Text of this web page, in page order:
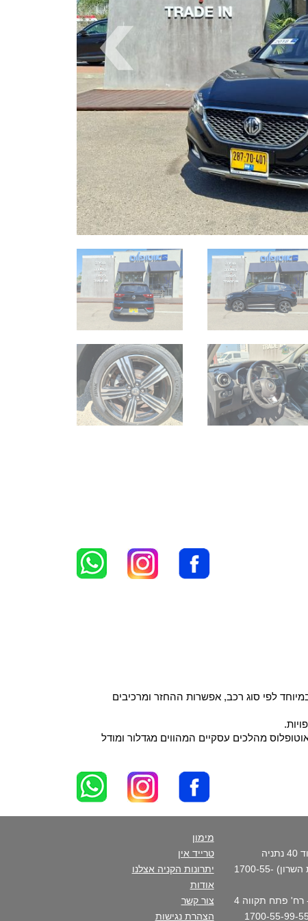
לפי סוג רכב, אפשרות ההחזר ומרכיבים
מהלכים עסקיים המהווים מגדלור ומודל
סניף ראשי - רח' פנקס דוד 40 נתניה
(בכניסה הצפונית לקריית השרון) 1700-55-
סניף העיר- נתניה מרכז - רח' פתח תקווה 4
מימון
טרייד אין
יתרונות הקניה אצלנו
אודות
צור קשר
הצהרת נגישות